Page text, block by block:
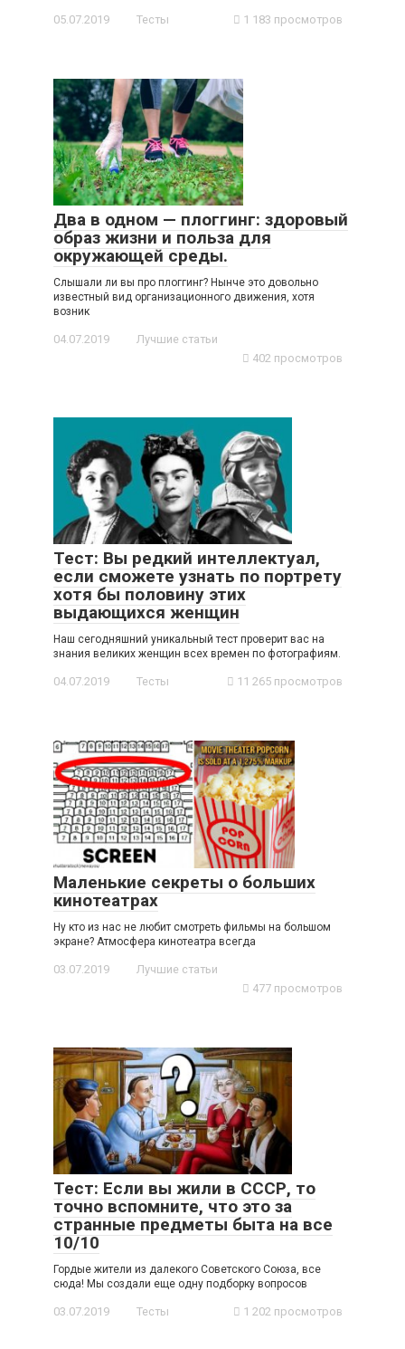
05.07.2019 Тесты 1 183 просмотров
Два в одном — плоггинг: здоровый
образ жизни и польза для
окружающей среды.
Слышали ли вы про плоггинг? Нынче это довольно
известный вид организационного движения, хотя
возник
04.07.2019
Лучшие статьи
402 просмотров
Тест: Вы редкий интеллектуал,
если сможете узнать по портрету
хотя бы половину этих
выдающихся женщин
Наш сегодняшний уникальный тест проверит вас на
знания великих женщин всех времен по фотографиям.
04.07.2019 Тесты 11 265 просмотров
Маленькие секреты о больших
кинотеатрах
Ну кто из нас не любит смотреть фильмы на большом
экране? Атмосфера кинотеатра всегда
03.07.2019
Лучшие статьи
477 просмотров
Тест: Если вы жили в СССР, то
точно вспомните, что это за
странные предметы быта на все
10/10
Гордые жители из далекого Советского Союза, все
сюда! Мы создали еще одну подборку вопросов
03.07.2019 Тесты 1 202 просмотров